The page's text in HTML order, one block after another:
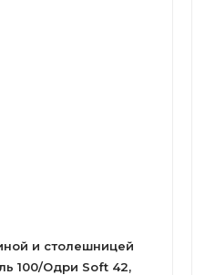
и столешницей
100/Одри Soft 42,